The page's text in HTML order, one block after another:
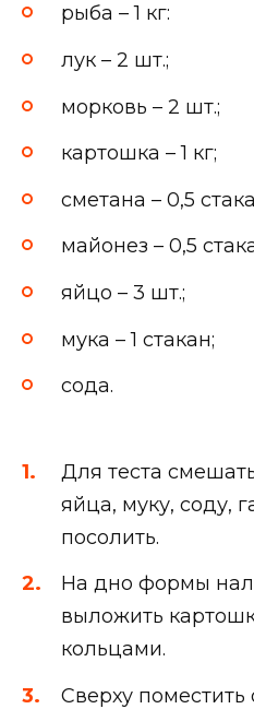
рыба – 1 кг:
лук – 2 шт.;
морковь – 2 шт.;
картошка – 1 кг;
сметана – 0,5
майонез – 0,5
яйцо – 3 шт.;
мука – 1 стакан;
сода.
Для теста
яйца, муку, соду,
посолить.
На дно формы
выложить
кольцами.
Сверху